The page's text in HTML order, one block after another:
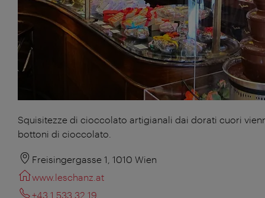
Squisitezze di cioccolato artigianali dai dorati cuori
bottoni di cioccolato.
Freisingergasse 1, 1010 Wien
www.leschanz.at
+43 1 533 32 19